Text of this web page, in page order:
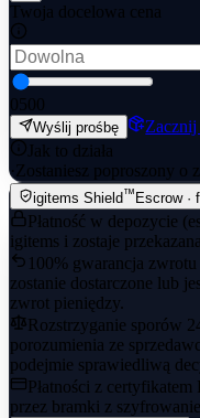
Twoja docelowa cena
0500
Wyślij prośbę
Zacznij
Jak to działa
·Zostaniesz poproszony o
igitems Shield™ Escrow ·
Płatność w depozycie
igitems i zostaje
100% gwarancja
zostanie dostarczone lub
zwrot pieniędzy.
Rozstrzyganie sporów
porozumienia ze
podejmie sprawiedliwą
Płatności z certyfikatem
przez bramki z